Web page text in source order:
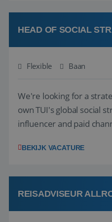
deze onderdelen zijn nu
HEAD OF SOCIAL
Flexible Baan
We're looking for a
own TUI's global social
influencer and paid
locally. The role will be
Attractive
BEKIJK VACATURE
REISADVISEUR